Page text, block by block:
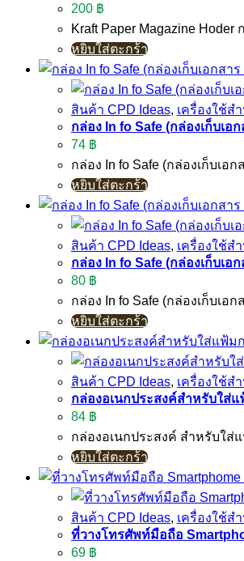
200 ฿
Kraft Paper Magazine
หยิบใส่ตะกร้า
สินค้า CPD Ideas, เครื่องใช้ส
กล่อง In fo Safe (กล่องเก็บเอ
74 ฿
กล่อง In fo Safe (กล่องเก็บเ
หยิบใส่ตะกร้า
สินค้า CPD Ideas, เครื่องใช้ส
กล่อง In fo Safe (กล่องเก็บเอ
80 ฿
กล่อง In fo Safe (กล่องเก็บเ
หยิบใส่ตะกร้า
สินค้า CPD Ideas, เครื่องใช้ส
กล่องอเนกประสงค์สำหรับใส่
84 ฿
กล่องอเนกประสงค์ สำหรับใ
หยิบใส่ตะกร้า
สินค้า CPD Ideas, เครื่องใช้ส
ที่วางโทรศัพท์มือถือ
69 ฿